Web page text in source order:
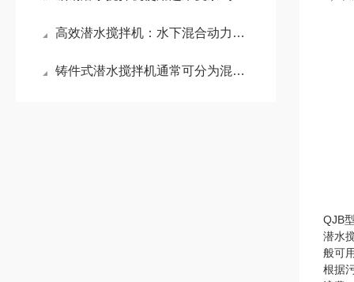
高效潜水搅拌机：水下混合动力的工作原理与实际应用
铸件式潜水搅拌机通常可分为混合搅拌和低速推流两大系列
QJB
潜水
般可
根据